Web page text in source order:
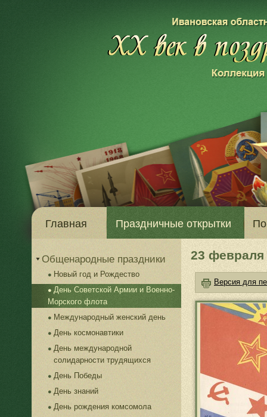
Главная Праздничные открытки
Общенародные праздники
Новый год и Рождество
День Советской Армии и Военно-
Морского флота
Международный женский день
День космонавтики
День международной
солидарности трудящихся
День Победы
День знаний
День рождения комсомола
23 февраля
Версия для